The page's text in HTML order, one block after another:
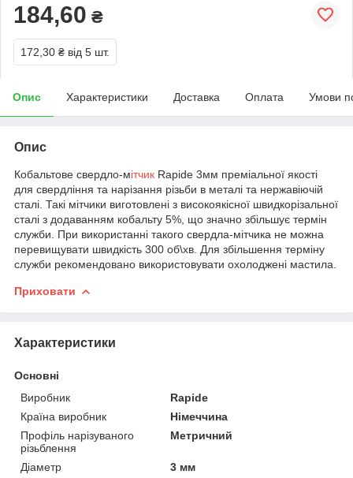
184,60 ₴
172,30 ₴ від 5 шт.
Опис Характеристики Доставка Оплата Умови
Опис
Кобальтове свердло-мітчик Rapide 3мм преміальної якості
для свердління та нарізання різьби в металі та нержавіючій
сталі. Такі мітчики виготовлені з високоякісної швидкорізальної
сталі з додаванням кобальту 5%, що значно збільшує термін
служби. При використанні такого свердла-мітчика не можна
перевищувати швидкість 300 об\хв. Для збільшення терміну
служби рекомендовано використовувати охолоджені мастила.
Приховати
Характеристики
Основні
Виробник
Rapide
Країна виробник
Німеччина
Профіль нарізуваного
різьблення
Метричний
Діаметр
3 мм